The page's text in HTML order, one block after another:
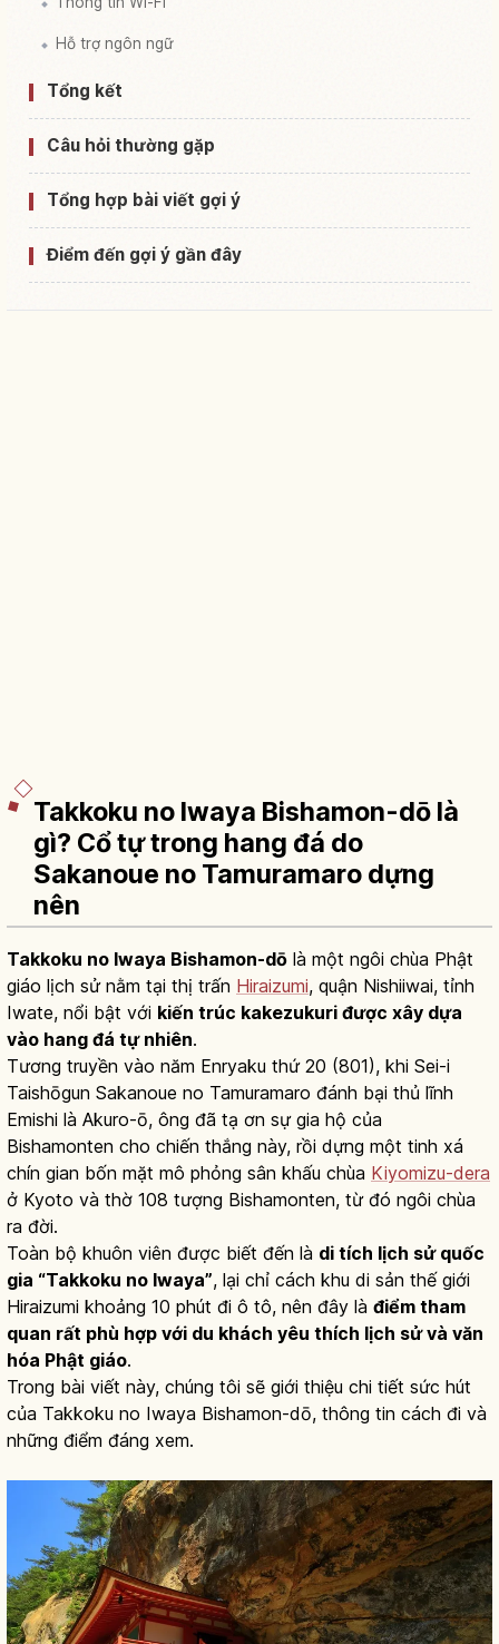
Hỗ trợ ngôn ngữ
Tổng kết
Câu hỏi thường gặp
Tổng hợp bài viết gợi ý
Điểm đến gợi ý gần đây
Takkoku no Iwaya Bishamon-dō là
gì? Cổ tự trong hang đá do
Sakanoue no Tamuramaro dựng
nên
Takkoku no Iwaya Bishamon-dō là một ngôi chùa Phật
giáo lịch sử nằm tại thị trấn Hiraizumi, quận Nishiiwai, tỉnh
Iwate, nổi bật với kiến trúc kakezukuri được xây dựa
vào hang đá tự nhiên.
Tương truyền vào năm Enryaku thứ 20 (801), khi Sei-i
Taishōgun Sakanoue no Tamuramaro đánh bại thủ lĩnh
Emishi là Akuro-ō, ông đã tạ ơn sự gia hộ của
Bishamonten cho chiến thắng này, rồi dựng một tinh xá
chín gian bốn mặt mô phỏng sân khấu chùa Kiyomizu-dera
ở Kyoto và thờ 108 tượng Bishamonten, từ đó ngôi chùa
ra đời.
Toàn bộ khuôn viên được biết đến là di tích lịch sử quốc
gia “Takkoku no Iwaya”, lại chỉ cách khu di sản thế giới
Hiraizumi khoảng 10 phút đi ô tô, nên đây là điểm tham
quan rất phù hợp với du khách yêu thích lịch sử và văn
hóa Phật giáo.
Trong bài viết này, chúng tôi sẽ giới thiệu chi tiết sức hút
của Takkoku no Iwaya Bishamon-dō, thông tin cách đi và
những điểm đáng xem.